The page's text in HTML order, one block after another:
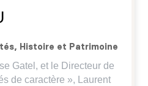
, Histoire et Patrimoine
Gatel, et le Directeur de
de caractère », Laurent